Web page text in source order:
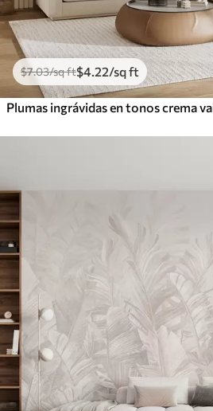
$7.03/sq ft$4 .22/sq ft
Plumas ingrávidas en tonos crema